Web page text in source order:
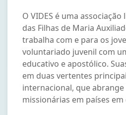
O VIDES é uma
das Filhas de Maria
trabalha com e para os
voluntariado juvenil com
educativo e apostólico.
em duas vertentes
internacional, que
missionárias em países